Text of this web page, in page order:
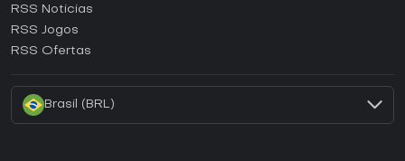
Como ativar uma CD Key Ubisoft Connect?
RSS Noticias
RSS Jogos
RSS Ofertas
Brasil (BRL)